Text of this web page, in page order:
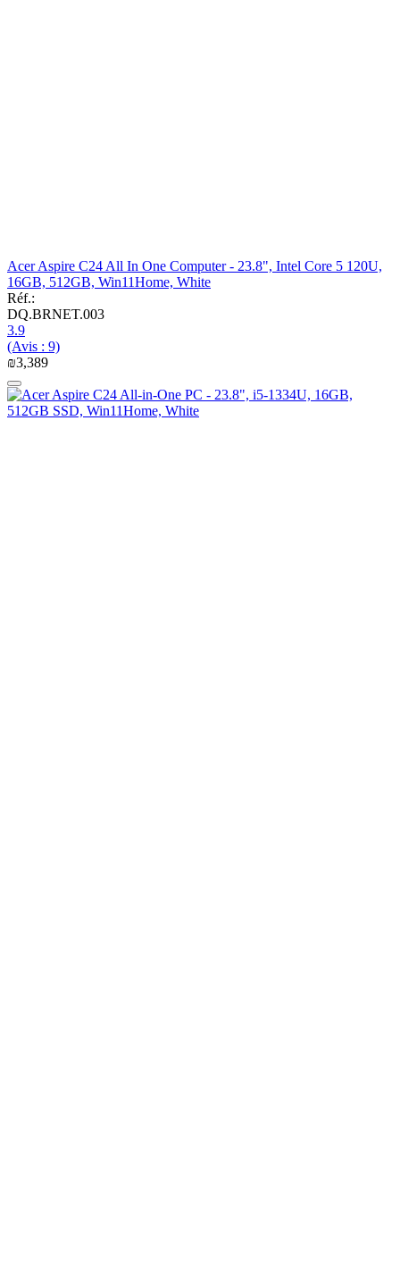
Acer Aspire C24 All In One Computer - 23.8", Intel Core 5 120U,
16GB, 512GB, Win11Home, White
Réf.:
DQ.BRNET.003
3.9
(Avis : 9)
₪3,389